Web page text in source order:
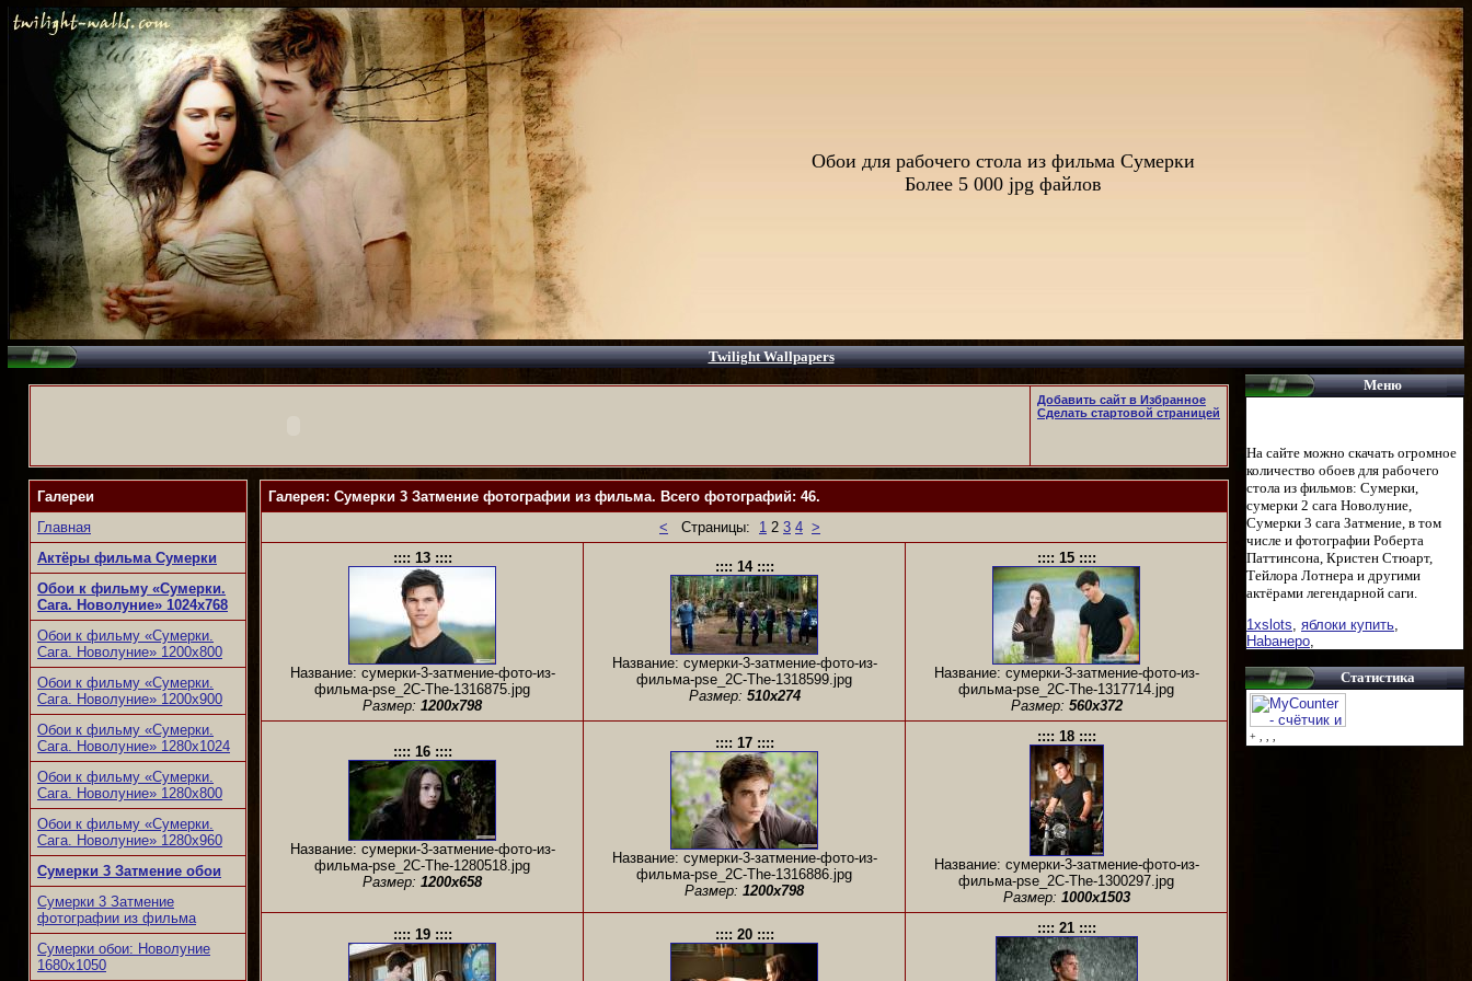
Обои для рабочего стола из фильма Сумерки
Более 5 000 jpg файлов
Twilight Wallpapers
Добавить сайт в Избранное
Сделать стартовой страницей
Галереи
Главная
Актёры фильма Сумерки
Обои к фильму «Сумерки.
Сага. Новолуние» 1024х768
Обои к фильму «Сумерки.
Сага. Новолуние» 1200x800
Обои к фильму «Сумерки.
Сага. Новолуние» 1200x900
Обои к фильму «Сумерки.
Сага. Новолуние» 1280x1024
Обои к фильму «Сумерки.
Сага. Новолуние» 1280x800
Обои к фильму «Сумерки.
Сага. Новолуние» 1280x960
Сумерки 3 Затмение обои
Сумерки 3 Затмение
фотографии из фильма
Сумерки обои: Новолуние
1680х1050
Галерея: Сумерки 3 Затмение фотографии из фильма. Всего фотографий: 46.
< Страницы: 1 2 3 4 >
:::: 13 ::::
Название: сумерки-3-затмение-фото-из-
фильма-pse_2C-The-1316875.jpg
Размер: 1200x798
:::: 14 ::::
Название: сумерки-3-затмение-фото-из-
фильма-pse_2C-The-1318599.jpg
Размер: 510x274
:::: 15 ::::
Название: сумерки-3-затмение-фото-из-
фильма-pse_2C-The-1317714.jpg
Размер: 560x372
:::: 16 ::::
Название: сумерки-3-затмение-фото-из-
фильма-pse_2C-The-1280518.jpg
Размер: 1200x658
:::: 17 ::::
Название: сумерки-3-затмение-фото-из-
фильма-pse_2C-The-1316886.jpg
Размер: 1200x798
:::: 18 ::::
Название: сумерки-3-затмение-фото-из-
фильма-pse_2C-The-1300297.jpg
Размер: 1000x1503
:::: 19 :::: :::: 20 :::: :::: 21 ::::
Меню
На сайте можно скачать огромное
количество обоев для рабочего
стола из фильмов: Сумерки,
сумерки 2 сага Новолуние,
Сумерки 3 сага Затмение, в том
числе и фотографии Роберта
Паттинсона, Кристен Стюарт,
Тейлора Лотнера и другими
актёрами легендарной саги.
1xslots яблоки купить
Habaнеро
Статистика
+